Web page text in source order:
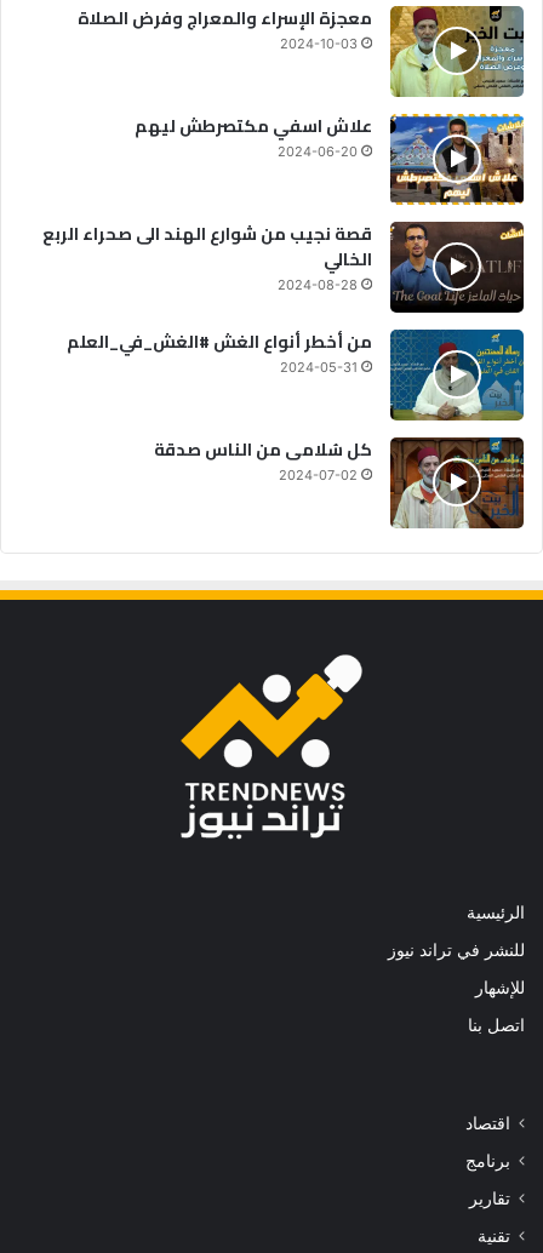
معجزة الإسراء والمعراج وفرض الصلاة
2024-10-03
علاش اسفي مكتصرطش ليهم
2024-06-20
قصة نجيب من شوارع الهند الى صحراء الربع
الخالي
2024-08-28
من أخطر أنواع الغش #الغش_في_العلم
2024-05-31
كل سُلامى من الناس صدقة
2024-07-02
الرئيسية
للنشر في تراند نيوز
للإشهار
اتصل بنا
اقتصاد
برنامج
تقارير
تقنية